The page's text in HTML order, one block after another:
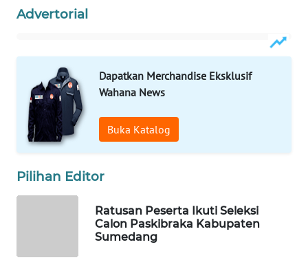
Advertorial
Dapatkan Merchandise Eksklusif
Wahana News
Buka Katalog
Pilihan Editor
Ratusan Peserta Ikuti Seleksi
Calon Paskibraka Kabupaten
Sumedang
WAHANA
WAHANA
HEALTH
WAHANA
DESA
WISATA